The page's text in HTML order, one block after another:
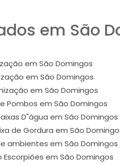
em São
em São Domingos
em São Domingos
em São Domingos
Pombos em São Domingos
D"água em São Domingos
de Gordura em São
ambientes em São Domingos
em São Domingos